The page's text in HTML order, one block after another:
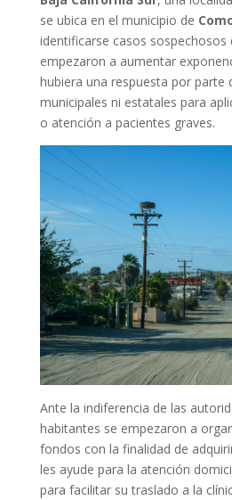
se ubica en el municipio de
identificarse casos sospechosos
empezaron a aumentar
hubiera una respuesta por parte
municipales ni estatales para
o atención a pacientes graves.
Ante la indiferencia de las
habitantes se empezaron a
fondos con la finalidad de
les ayude para la atención
para facilitar su traslado a la